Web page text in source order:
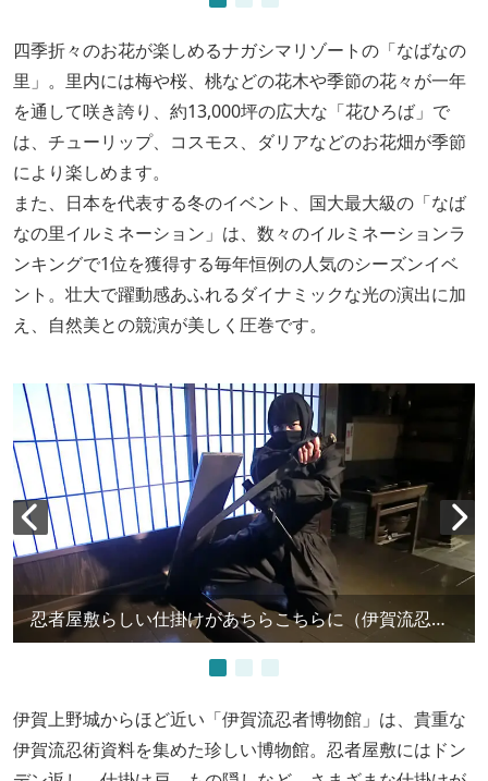
四季折々のお花が楽しめるナガシマリゾートの「なばなの
里」。里内には梅や桜、桃などの花木や季節の花々が一年
を通して咲き誇り、約13,000坪の広大な「花ひろば」で
は、チューリップ、コスモス、ダリアなどのお花畑が季節
により楽しめます。
また、日本を代表する冬のイベント、国大最大級の「なば
なの里イルミネーション」は、数々のイルミネーションラ
ンキングで1位を獲得する毎年恒例の人気のシーズンイベ
ント。壮大で躍動感あふれるダイナミックな光の演出に加
え、自然美との競演が美しく圧巻です。
忍者屋敷らしい仕掛けがあちらこちらに（伊賀流忍者博物館）
伊賀上野城からほど近い「伊賀流忍者博物館」は、貴重な
伊賀流忍術資料を集めた珍しい博物館。忍者屋敷にはドン